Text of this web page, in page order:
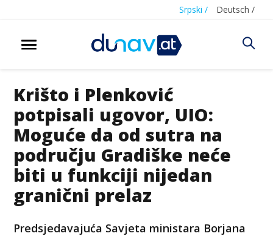
Srpski / Deutsch /
Krišto i Plenković
potpisali ugovor, UIO:
Moguće da od sutra na
području Gradiške neće
biti u funkciji nijedan
granični prelaz
Predsjedavajuća Savjeta ministara Borjana